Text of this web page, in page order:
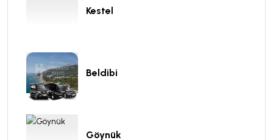
Kestel
Beldibi
Göynük